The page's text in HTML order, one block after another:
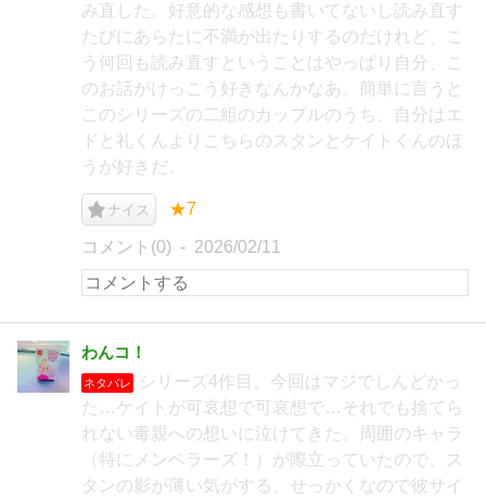
み直した。好意的な感想も書いてないし読み直す
たびにあらたに不満が出たりするのだけれど、こ
う何回も読み直すということはやっぱり自分、こ
のお話がけっこう好きなんかなあ。簡単に言うと
このシリーズの二組のカップルのうち、自分はエ
ドと礼くんよりこちらのスタンとケイトくんのほ
うが好きだ。
ナイス ★7
コメント(0) 2026/02/11
わんコ！
ネタバレ
シリーズ4作目。今回はマジでしんどかっ
た…ケイトが可哀想で可哀想で…それでも捨てら
れない毒親への想いに泣けてきた。周囲のキャラ
（特にメンベラーズ！）が際立っていたので、ス
タンの影が薄い気がする。せっかくなので彼サイ